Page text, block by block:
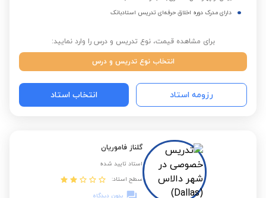
دارای مدرک دوره اخلاق حرفه‌ای تدریس استادبانک
برای مشاهده قیمت، نوع تدریس و درس را وارد نمایید:
انتخاب نوع تدریس و درس
رزومه استاد انتخاب استاد
گلناز فاموریان
استاد تایید شده
سطح استاد:
بدون دیدگاه